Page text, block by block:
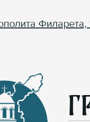
Филарета,